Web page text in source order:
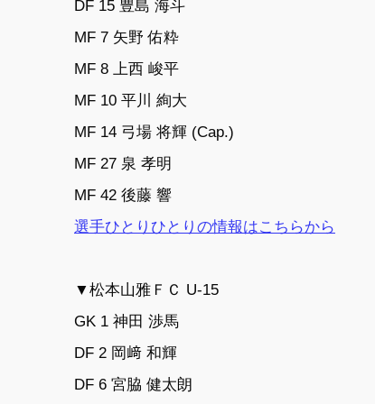
DF 15 豊島 海斗
MF 7 矢野 佑粋
MF 8 上西 峻平
MF 10 平川 絢大
MF 14 弓場 将輝 (Cap.)
MF 27 泉 孝明
MF 42 後藤 響
選手ひとりひとりの情報はこちらから
▼松本山雅ＦＣ U-15
GK 1 神田 渉馬
DF 2 岡﨑 和輝
DF 6 宮脇 健太朗